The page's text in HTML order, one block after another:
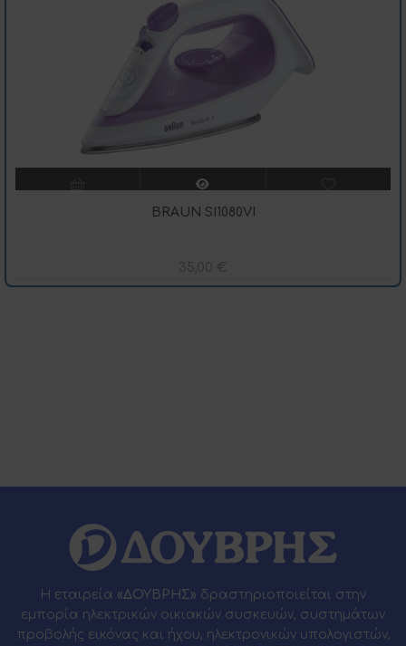
BRAUN SI1080VI
35,00 €
Η εταιρεία «ΔΟΥΒΡΗΣ» δραστηριοποιείται στην
εμπορία ηλεκτρικών οικιακών συσκευών, συστημάτων
προβολής εικόνας και ήχου, ηλεκτρονικών υπολογιστών,